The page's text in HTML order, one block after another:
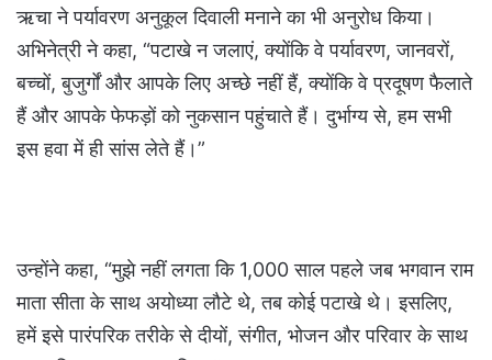
ऋचा ने पर्यावरण अनुकूल दिवाली मनाने का भी अनुरोध किया।
अभिनेत्री ने कहा, “पटाखे न जलाएं, क्योंकि वे पर्यावरण, जानवरों,
बच्चों, बुजुर्गों और आपके लिए अच्छे नहीं हैं, क्योंकि वे प्रदूषण फैलाते
हैं और आपके फेफड़ों को नुकसान पहुंचाते हैं। दुर्भाग्य से, हम सभी
इस हवा में ही सांस लेते हैं।”
उन्होंने कहा, “मुझे नहीं लगता कि 1,000 साल पहले जब भगवान राम
माता सीता के साथ अयोध्या लौटे थे, तब कोई पटाखे थे। इसलिए,
हमें इसे पारंपरिक तरीके से दीयों, संगीत, भोजन और परिवार के साथ